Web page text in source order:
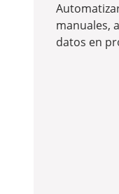
manuales,
datos en